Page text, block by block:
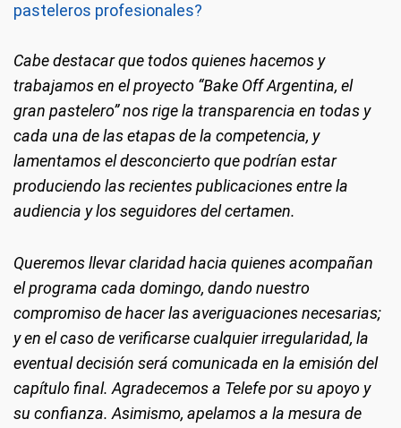
pasteleros profesionales?
Cabe destacar que todos quienes hacemos y
trabajamos en el proyecto “Bake Off Argentina, el
gran pastelero” nos rige la transparencia en todas y
cada una de las etapas de la competencia, y
lamentamos el desconcierto que podrían estar
produciendo las recientes publicaciones entre la
audiencia y los seguidores del certamen.
Queremos llevar claridad hacia quienes acompañan
el programa cada domingo, dando nuestro
compromiso de hacer las averiguaciones necesarias;
y en el caso de verificarse cualquier irregularidad, la
eventual decisión será comunicada en la emisión del
capítulo final. Agradecemos a Telefe por su apoyo y
su confianza. Asimismo, apelamos a la mesura de